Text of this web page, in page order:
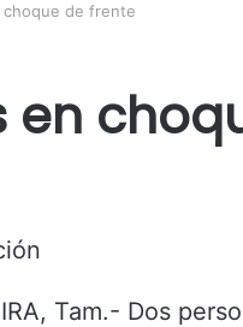
de frente
en
Tam.- Dos